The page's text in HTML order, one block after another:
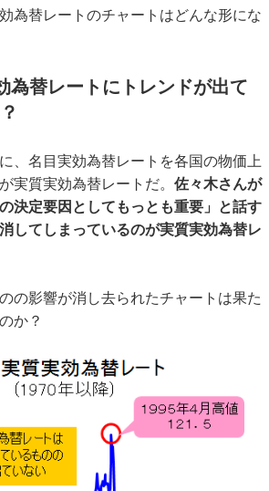
為替レートのチャートはどんな形にな
為替レートにトレンドが出て
、名目実効為替レートを各国の物価上
実質実効為替レートだ。 佐々木さんが
決定要因としてもっとも重要」と話す
してしまっているのが実質実効為替レ
の影響が消し去られたチャートは果た
か？